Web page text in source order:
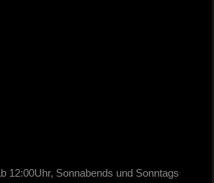
12:00Uhr, Sonnabends und Sonntags